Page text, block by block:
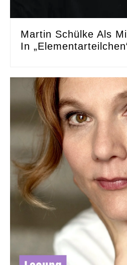
Martin Schülke Als
In